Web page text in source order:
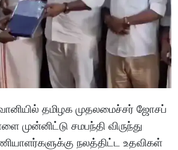
தமிழக முதலமைச்சர் ஜோசப்
முன்னிட்டு சமபந்தி விருந்து
நலத்திட்ட உதவிகள்